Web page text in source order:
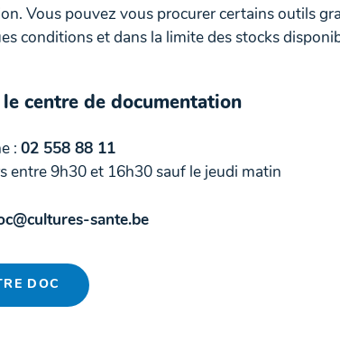
Vous pouvez vous procurer certains outils
conditions et dans la limite des stocks
centre de documentation
: 02 558 88 11
entre 9h30 et 16h30 sauf le jeudi matin
sante.be
DOC